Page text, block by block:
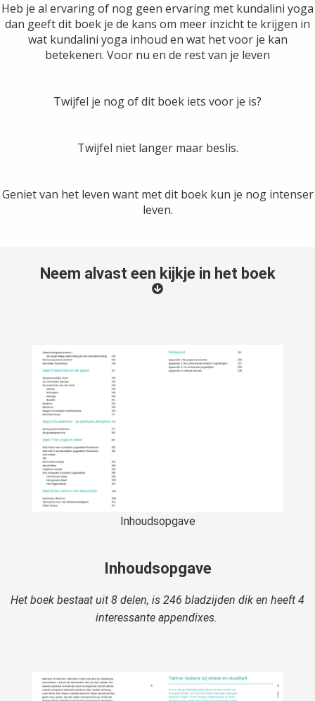
Heb je al ervaring of nog geen ervaring met kundalini yoga
dan geeft dit boek je de kans om meer inzicht te krijgen in
wat kundalini yoga inhoud en wat het voor je kan
betekenen. Voor nu en de rest van je leven
Twijfel je nog of dit boek iets voor je is?
Twijfel niet langer maar beslis.
Geniet van het leven want met dit boek kun je nog intenser
leven.
Neem alvast een kijkje in het boek
Inhoudsopgave
Inhoudsopgave
Het boek bestaat uit 8 delen, is 246 bladzijden dik en heeft 4
interessante appendixes.